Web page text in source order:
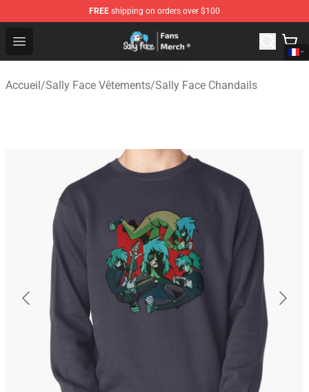
FREE shipping on orders over $100
Open menu
Sally Face Store - Official Sally Face Merchandise Shop
Accueil/Sally Face Vêtements/Sally Face Chandails